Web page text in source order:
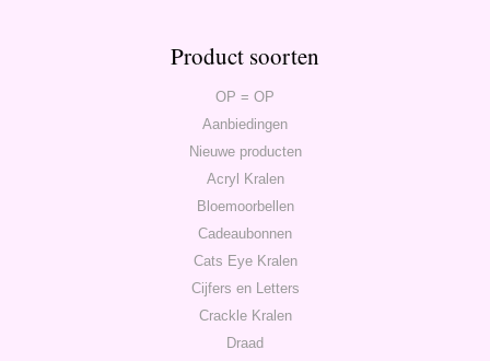
Product soorten
OP = OP
Aanbiedingen
Nieuwe producten
Acryl Kralen
Bloemoorbellen
Cadeaubonnen
Cats Eye Kralen
Cijfers en Letters
Crackle Kralen
Draad